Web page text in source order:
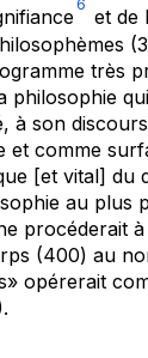
6
et de
très
philosophie
à son
et comme
[et vital] du
au plus
procéderait
(400) au
opérerait